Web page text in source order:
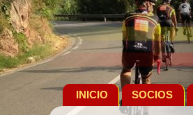
INICIO SOCIOS